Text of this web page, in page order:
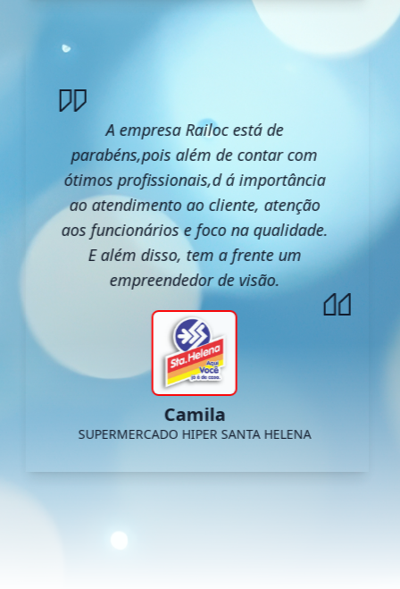
A empresa Railoc está de
parabéns,pois além de contar com
ótimos profissionais,d á importância
ao atendimento ao cliente, atenção
aos funcionários e foco na qualidade.
E além disso, tem a frente um
empreendedor de visão.
Camila
SUPERMERCADO HIPER SANTA HELENA